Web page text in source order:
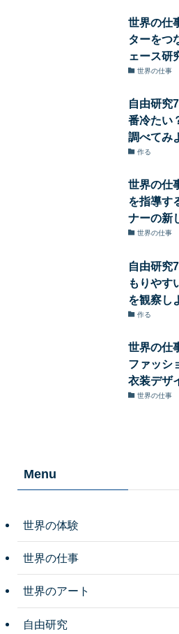
世界の仕
ターをつ
ェース研
世界の仕事
自由研究
番冷たい
調べてみ
作る
世界の仕
を指導す
ナーの新
世界の仕事
自由研究
もりやす
を観察し
作る
世界の仕
ファッシ
衣装デザ
世界の仕事
Menu
世界の体験
世界の仕事
世界のアート
自由研究